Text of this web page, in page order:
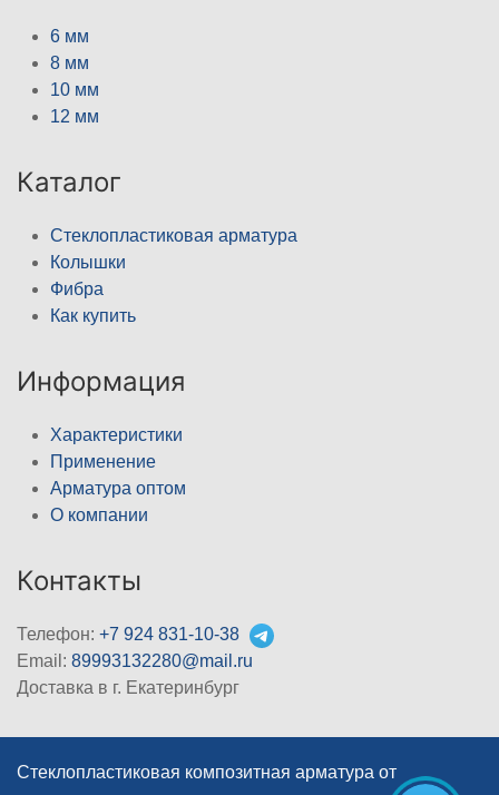
6 мм
8 мм
10 мм
12 мм
Каталог
Стеклопластиковая арматура
Колышки
Фибра
Как купить
Информация
Характеристики
Применение
Арматура оптом
О компании
Контакты
Телефон: +7 924 831-10-38
Email: 89993132280@mail.ru
Доставка в г. Екатеринбург
Стеклопластиковая композитная арматура от